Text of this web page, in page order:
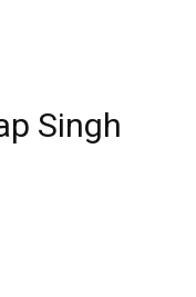
Singh